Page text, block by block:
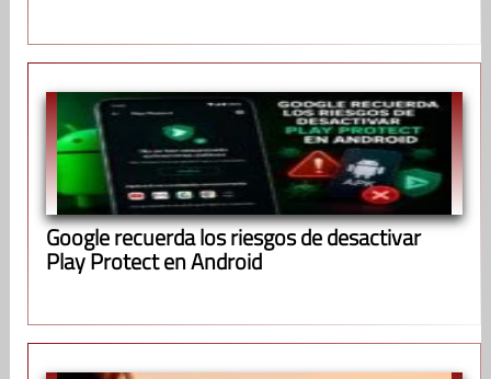
Google recuerda los riesgos de desactivar
Play Protect en Android